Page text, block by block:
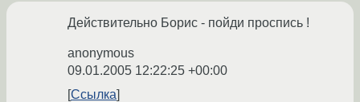
Действительно Борис - пойди проспись !
anonymous
09.01.2005 12:22:25 +00:00
Ссылка